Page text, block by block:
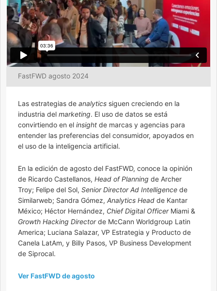
FastFWD agosto 2024
Las estrategias de analytics siguen creciendo en la
industria del marketing. El uso de datos se está
convirtiendo en el insight de marcas y agencias para
entender las preferencias del consumidor, apoyados en
el uso de la inteligencia artificial.
En la edición de agosto del FastFWD, conoce la opinión
de Ricardo Castellanos, Head of Planning de Archer
Troy; Felipe del Sol, Senior Director Ad Intelligence de
Similarweb; Sandra Gómez, Analytics Head de Kantar
México; Héctor Hernández, Chief Digital OfficerMiami &
Growth Hacking Directorde McCann Worldgroup Latin
America; Luciana Salazar, VP Estrategia y Producto de
Canela LatAm, y Billy Pasos, VP Business Development
de Siprocal.
Ver FastFWD de agosto